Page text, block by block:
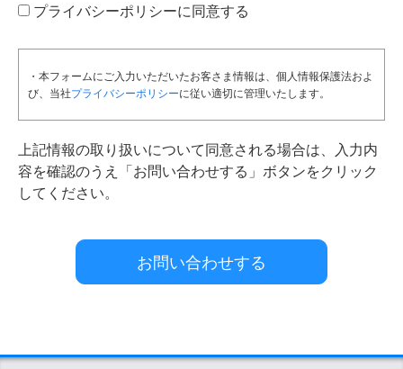
プライバシーポリシーに同意する
・本フォームにご入力いただいたお客さま情報は、個人情報保護法およ
び、当社プライバシーポリシーに従い適切に管理いたします。
上記情報の取り扱いについて同意される場合は、入力内
容を確認のうえ「お問い合わせする」ボタンをクリック
してください。